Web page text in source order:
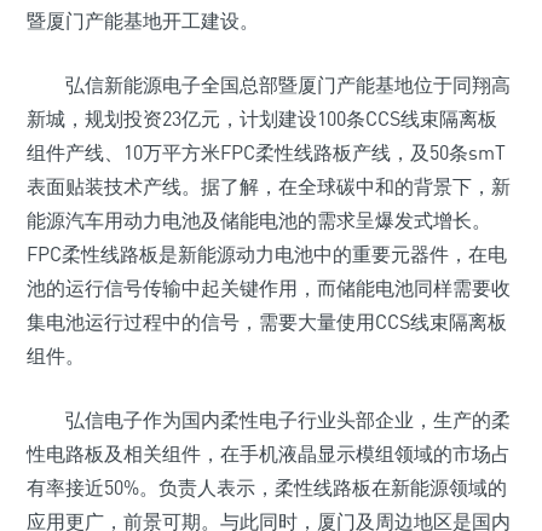
暨厦门产能基地开工建设。
弘信新能源电子全国总部暨厦门产能基地位于同翔高
新城，规划投资23亿元，计划建设100条CCS线束隔离板
组件产线、10万平方米FPC柔性线路板产线，及50条smT
表面贴装技术产线。据了解，在全球碳中和的背景下，新
能源汽车用动力电池及储能电池的需求呈爆发式增长。
FPC柔性线路板是新能源动力电池中的重要元器件，在电
池的运行信号传输中起关键作用，而储能电池同样需要收
集电池运行过程中的信号，需要大量使用CCS线束隔离板
组件。
弘信电子作为国内柔性电子行业头部企业，生产的柔
性电路板及相关组件，在手机液晶显示模组领域的市场占
有率接近50%。负责人表示，柔性线路板在新能源领域的
应用更广，前景可期。与此同时，厦门及周边地区是国内